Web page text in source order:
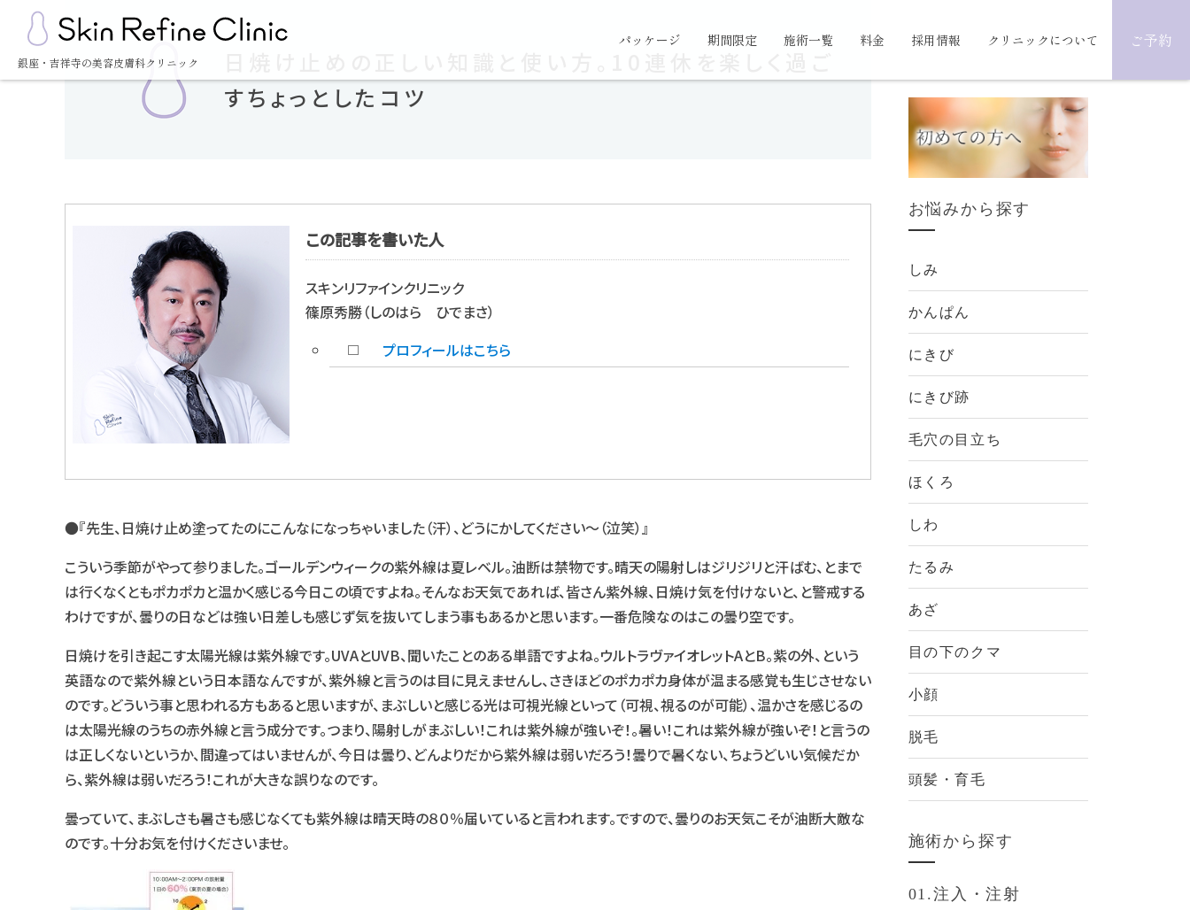
銀座・吉祥寺の美容皮膚科クリニック
パッケージ 期間限定 施術一覧 料金 採用情報 クリニックについて ご予約
すちょっとしたコツ
この記事を書いた人
スキンリファインクリニック
篠原秀勝（しのはら ひでまさ）
プロフィールはこちら
●『先生、日焼け止め塗ってたのにこんなになっちゃいました（汗）、どうにかしてください～（泣笑）』
こういう季節がやって参りました。ゴールデンウィークの紫外線は夏レベル。油断は禁物です。晴天の陽射しはジリジリと汗ばむ、とまで
は行くなくともポカポカと温かく感じる今日この頃ですよね。そんなお天気であれば、皆さん紫外線、日焼け気を付けないと、と警戒する
わけですが、曇りの日などは強い日差しも感じず気を抜いてしまう事もあるかと思います。一番危険なのはこの曇り空です。
日焼けを引き起こす太陽光線は紫外線です。UVAとUVB、聞いたことのある単語ですよね。ウルトラヴァイオレットAとB。紫の外、という
英語なので紫外線という日本語なんですが、紫外線と言うのは目に見えませんし、さきほどのポカポカ身体が温まる感覚も生じさせない
のです。どういう事と思われる方もあると思いますが、まぶしいと感じる光は可視光線といって（可視、視るのが可能）、温かさを感じるの
は太陽光線のうちの赤外線と言う成分です。つまり、陽射しがまぶしい！これは紫外線が強いぞ！。暑い！これは紫外線が強いぞ！と言うの
は正しくないというか、間違ってはいませんが、今日は曇り、どんよりだから紫外線は弱いだろう！曇りで暑くない、ちょうどいい気候だか
ら、紫外線は弱いだろう！これが大きな誤りなのです。
曇っていて、まぶしさも暑さも感じなくても紫外線は晴天時の８０％届いていると言われます。ですので、曇りのお天気こそが油断大敵な
のです。十分お気を付けくださいませ。
お悩みから探す
しみ
かんぱん
にきび
にきび跡
毛穴の目立ち
ほくろ
しわ
たるみ
あざ
目の下のクマ
小顔
脱毛
頭髪・育毛
施術から探す
01.注入・注射